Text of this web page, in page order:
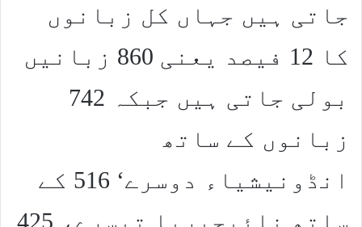
جاتی ہیں جہاں کل زبانوں
کا 12 فیصد یعنی 860 زبانیں
بولی جاتی ہیں جبکہ 742
زبانوں کے ساتھ
انڈونیشیاء دوسرے‘ 516 کے
ساتھ نائیجیریا تیسرے، 425